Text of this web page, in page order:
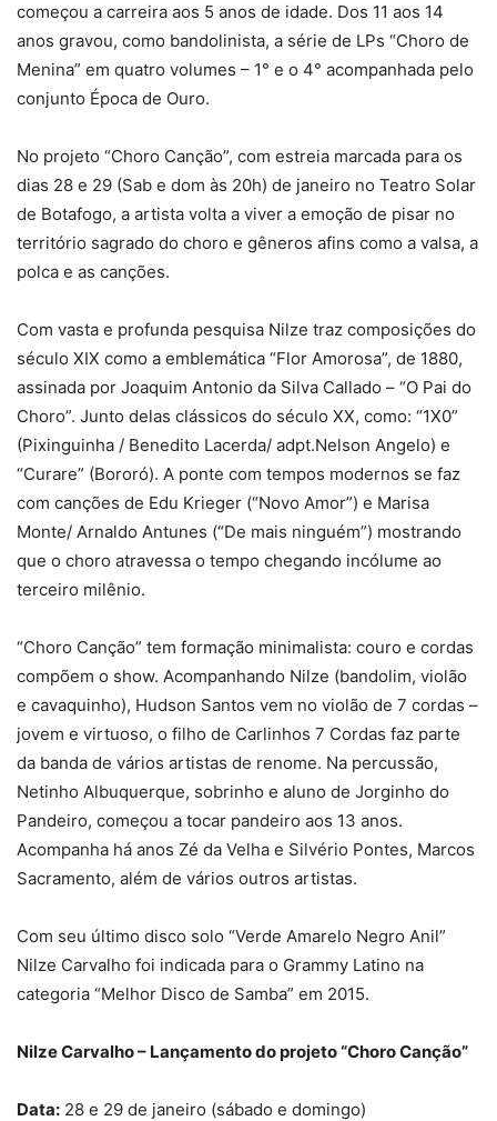
começou a carreira aos 5 anos de idade. Dos 11 aos 14
anos gravou, como bandolinista, a série de LPs “Choro de
Menina” em quatro volumes – 1° e o 4° acompanhada pelo
conjunto Época de Ouro.
No projeto “Choro Canção”, com estreia marcada para os
dias 28 e 29 (Sab e dom às 20h) de janeiro no Teatro Solar
de Botafogo, a artista volta a viver a emoção de pisar no
território sagrado do choro e gêneros afins como a valsa, a
polca e as canções.
Com vasta e profunda pesquisa Nilze traz composições do
século XIX como a emblemática “Flor Amorosa”, de 1880,
assinada por Joaquim Antonio da Silva Callado – “O Pai do
Choro”. Junto delas clássicos do século XX, como: “1X0”
(Pixinguinha / Benedito Lacerda/ adpt.Nelson Angelo) e
“Curare” (Bororó). A ponte com tempos modernos se faz
com canções de Edu Krieger (“Novo Amor”) e Marisa
Monte/ Arnaldo Antunes (“De mais ninguém”) mostrando
que o choro atravessa o tempo chegando incólume ao
terceiro milênio.
“Choro Canção” tem formação minimalista: couro e cordas
compõem o show. Acompanhando Nilze (bandolim, violão
e cavaquinho), Hudson Santos vem no violão de 7 cordas –
jovem e virtuoso, o filho de Carlinhos 7 Cordas faz parte
da banda de vários artistas de renome. Na percussão,
Netinho Albuquerque, sobrinho e aluno de Jorginho do
Pandeiro, começou a tocar pandeiro aos 13 anos.
Acompanha há anos Zé da Velha e Silvério Pontes, Marcos
Sacramento, além de vários outros artistas.
Com seu último disco solo “Verde Amarelo Negro Anil”
Nilze Carvalho foi indicada para o Grammy Latino na
categoria “Melhor Disco de Samba” em 2015.
Nilze Carvalho – Lançamento do projeto “Choro Canção”
Data: 28 e 29 de janeiro (sábado e domingo)